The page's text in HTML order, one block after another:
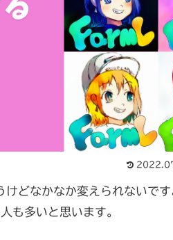
なかなか変えられないです
も多いと思います。